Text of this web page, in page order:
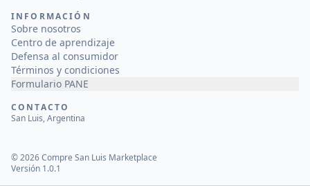
INFORMACIÓN
Sobre nosotros
Centro de aprendizaje
Defensa al consumidor
Términos y condiciones
Formulario PANE
CONTACTO
San Luis, Argentina
©2026Compre San Luis Marketplace
Versión 1.0.1